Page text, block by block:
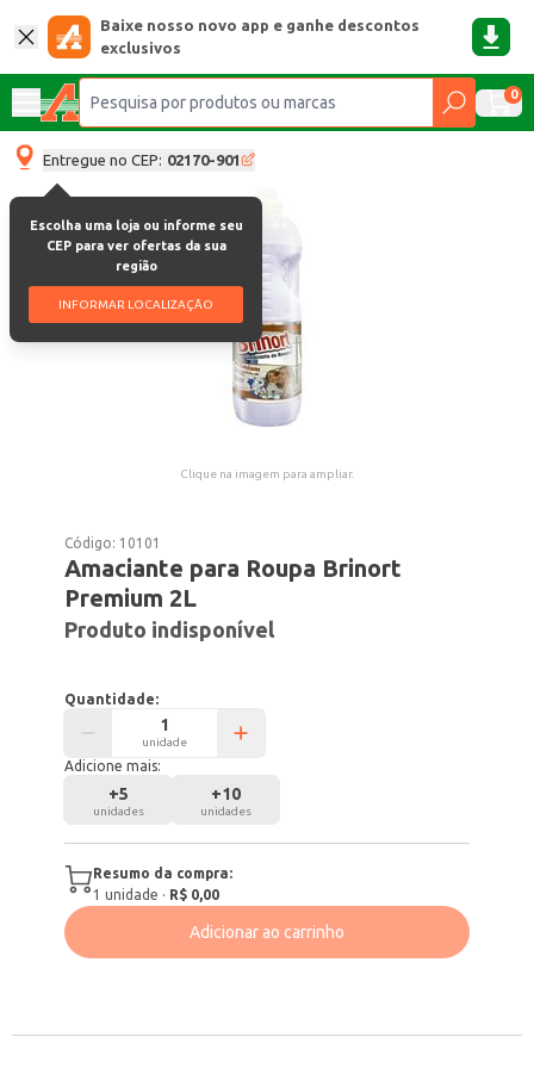
Baixe nosso novo app e ganhe descontos
exclusivos
0
Entregue no CEP: 02170-901
Escolha uma loja ou informe seu
CEP para ver ofertas da sua
região
INFORMAR LOCALIZAÇÃO
Clique na imagem para ampliar.
Código: 10101
Amaciante para Roupa Brinort
Premium 2L
Produto indisponível
Quantidade:
unidade
Adicione mais:
+5
unidades
+10
unidades
Resumo da compra:
1 unidade · R$ 0,00
Adicionar ao carrinho